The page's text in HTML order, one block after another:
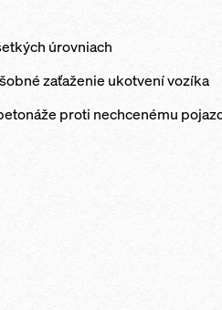
úrovniach
zaťaženie ukotvení vozíka
proti nechcenému